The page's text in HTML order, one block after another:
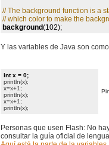
// The background function is a
// which color to make the
background(102);
Y las variables de Java son
int x = 0;
println(x);
x=x+1;
println(x);
x=x+1;
println(x);
Personas que usen Flash: No
consultar la guía oficial de